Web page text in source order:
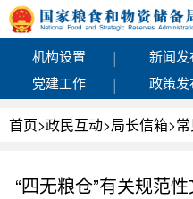
机构设置 | 新闻发
党建工作
| 政策发
首页>政民互动>局长信箱>
“四无粮仓”有关规范